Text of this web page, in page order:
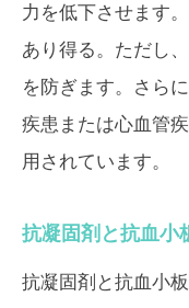
力を低下させます
あり得る。ただし
を防ぎます。さら
疾患または心血管
用されています。
抗凝固剤と抗血小
抗凝固剤と抗血小